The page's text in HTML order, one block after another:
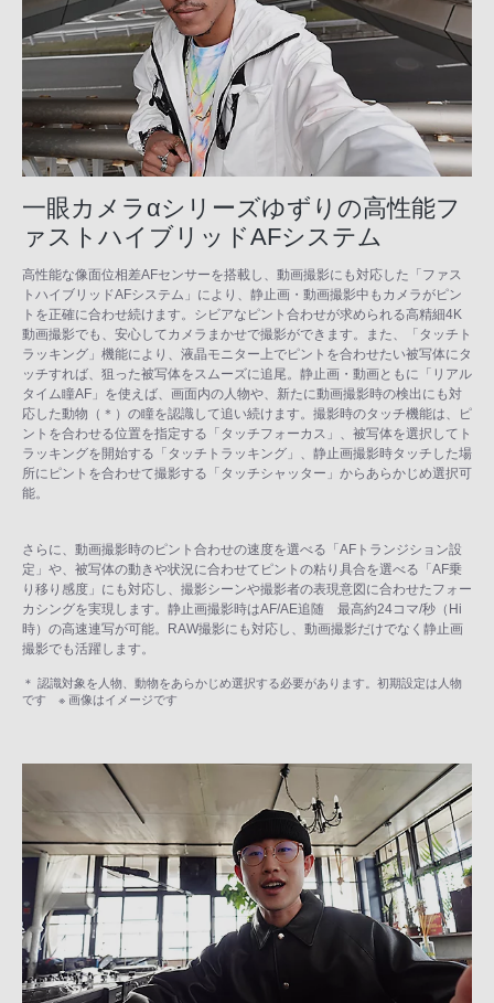
一眼カメラαシリーズゆずりの高性能フ
ァストハイブリッドAFシステム
高性能な像面位相差AFセンサーを搭載し、動画撮影にも対応した「ファス
トハイブリッドAFシステム」により、静止画・動画撮影中もカメラがピン
トを正確に合わせ続けます。シビアなピント合わせが求められる高精細4K
動画撮影でも、安心してカメラまかせで撮影ができます。また、「タッチト
ラッキング」機能により、液晶モニター上でピントを合わせたい被写体にタ
ッチすれば、狙った被写体をスムーズに追尾。静止画・動画ともに「リアル
タイム瞳AF」を使えば、画面内の人物や、新たに動画撮影時の検出にも対
応した動物（＊）の瞳を認識して追い続けます。撮影時のタッチ機能は、ピ
ントを合わせる位置を指定する「タッチフォーカス」、被写体を選択してト
ラッキングを開始する「タッチトラッキング」、静止画撮影時タッチした場
所にピントを合わせて撮影する「タッチシャッター」からあらかじめ選択可
能。
さらに、動画撮影時のピント合わせの速度を選べる「AFトランジション設
定」や、被写体の動きや状況に合わせてピントの粘り具合を選べる「AF乗
り移り感度」にも対応し、撮影シーンや撮影者の表現意図に合わせたフォー
カシングを実現します。静止画撮影時はAF/AE追随 最高約24コマ/秒（Hi
時）の高速連写が可能。RAW撮影にも対応し、動画撮影だけでなく静止画
撮影でも活躍します。
＊ 認識対象を人物、動物をあらかじめ選択する必要があります。初期設定は人物
です ※ 画像はイメージです